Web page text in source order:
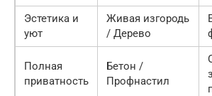
Эстетика и
уют
Живая изгородь
/ Дерево
Полная
приватность
Бетон /
Профнастил